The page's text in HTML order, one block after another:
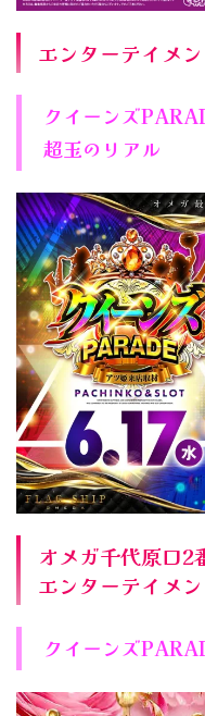
エンターテイメ
クイーンズ
超玉のリアル
オメガ千代原口2
エンターテイメ
クイーンズ